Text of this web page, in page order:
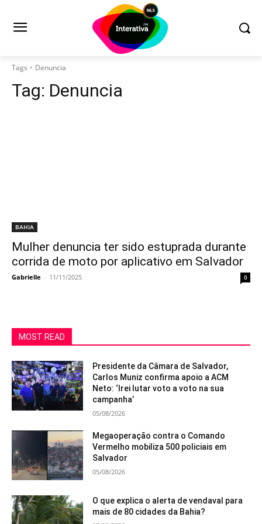
Tags Denuncia
Tag: Denuncia
BAHIA
Mulher denuncia ter sido estuprada durante
corrida de moto por aplicativo em Salvador
Gabrielle - 11/11/2025 0
MOST READ
Presidente da Câmara de Salvador,
Carlos Muniz confirma apoio a ACM
Neto: ‘Irei lutar voto a voto na sua
campanha’
05/08/2026
Megaoperação contra o Comando
Vermelho mobiliza 500 policiais em
Salvador
05/08/2026
O que explica o alerta de vendaval para
mais de 80 cidades da Bahia?